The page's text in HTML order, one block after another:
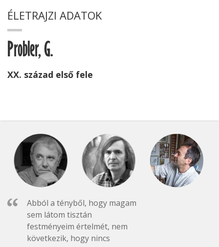
ÉLETRAJZI ADATOK
Probler, G.
XX. század első fele
Abból a tényből, hogy magam
sem látom tisztán
festményeim értelmét, nem
következik, hogy nincs